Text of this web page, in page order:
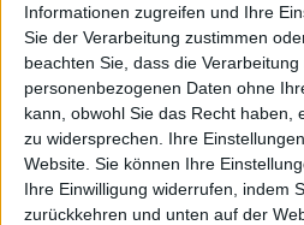
Informationen zugreifen und Ihre
Sie der Verarbeitung zustimmen
beachten Sie, dass die
personenbezogenen Daten ohne
kann, obwohl Sie das Recht haben,
zu widersprechen. Ihre
Website. Sie können Ihre
Ihre Einwilligung widerrufen, indem
zurückkehren und unten auf der
Punkten
Nach Genres filtern►︎